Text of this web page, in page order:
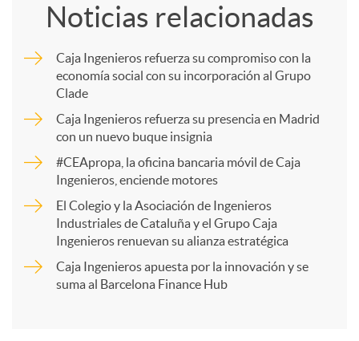
m
r
Noticias relacionadas
Caja Ingenieros refuerza su compromiso con la
economía social con su incorporación al Grupo
Clade
Caja Ingenieros refuerza su presencia en Madrid
con un nuevo buque insignia
#CEApropa, la oficina bancaria móvil de Caja
Ingenieros, enciende motores
El Colegio y la Asociación de Ingenieros
Industriales de Cataluña y el Grupo Caja
Ingenieros renuevan su alianza estratégica
Caja Ingenieros apuesta por la innovación y se
suma al Barcelona Finance Hub